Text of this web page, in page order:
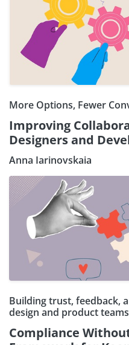
More Options, Fewer
Improving
Designers and
Anna Iarinovskaia
Building trust, feedback,
design and product teams
Compliance